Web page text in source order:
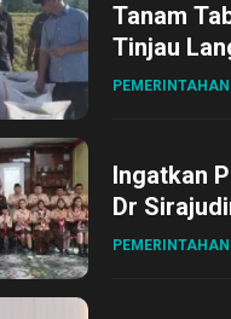
Tanam
Tinjau
Desa
PEMERINTAHAN
Ingatkan
Dr
ke XII di
PEMERINTAHAN